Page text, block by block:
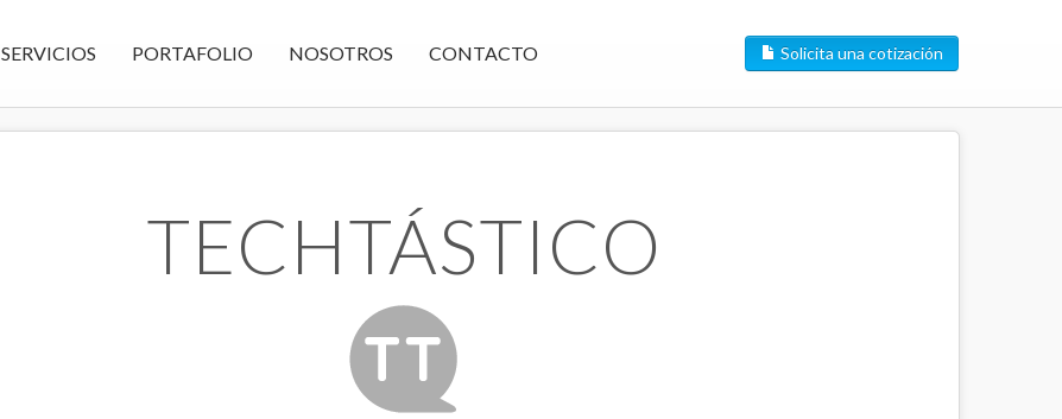
SERVICIOS PORTAFOLIO NOSOTROS CONTACTO Solicita una cotización
TECHTÁSTICO